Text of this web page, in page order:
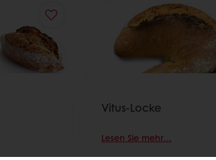
Vitus-Locke
Lesen Sie mehr…